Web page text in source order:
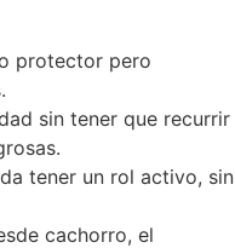
protector pero
sin tener que recurrir
tener un rol activo, sin
cachorro, el